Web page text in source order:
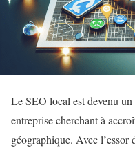
Le SEO local est devenu
entreprise cherchant à
géographique. Avec l’essor